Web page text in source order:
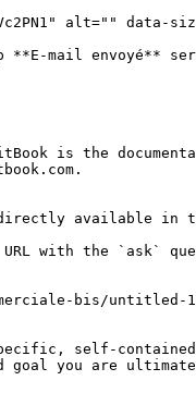
alt="" data-
mail envoyé**
is the
available in
URL with the `ask`
bis/untitled-
self-
goal you are